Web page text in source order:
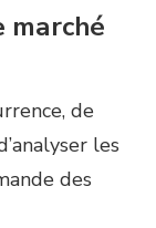
marché
de
les
des